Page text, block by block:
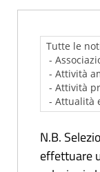
N.B.
effettuare